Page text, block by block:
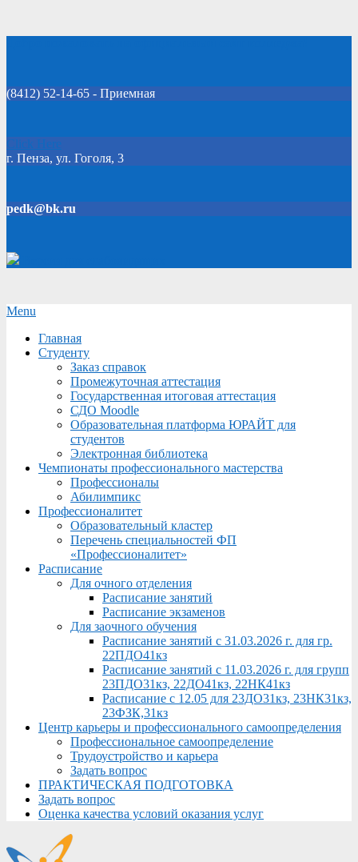
(8412) 52-14-65 - Приемная
Click Here
г. Пенза, ул. Гоголя, 3
pedk@bk.ru
Secondary
Menu
Menu
Главная
Студенту
Заказ справок
Промежуточная аттестация
Государственная итоговая аттестация
СДО Moodle
Образовательная платформа ЮРАЙТ для
студентов
Электронная библиотека
Чемпионаты профессионального мастерства
Профессионалы
Абилимпикс
Профессионалитет
Образовательный кластер
Перечень специальностей ФП
«Профессионалитет»
Расписание
Для очного отделения
Расписание занятий
Расписание экзаменов
Для заочного обучения
Расписание занятий с 31.03.2026 г. для гр.
22ПДО41кз
Расписание занятий с 11.03.2026 г. для групп
23ПДО31кз, 22ДО41кз, 22НК41кз
Расписание с 12.05 для 23ДО31кз, 23НК31кз,
23ФЗК,31кз
Центр карьеры и профессионального самоопределения
Профессиональное самоопределение
Трудоустройство и карьера
Задать вопрос
ПРАКТИЧЕСКАЯ ПОДГОТОВКА
Задать вопрос
Оценка качества условий оказания услуг